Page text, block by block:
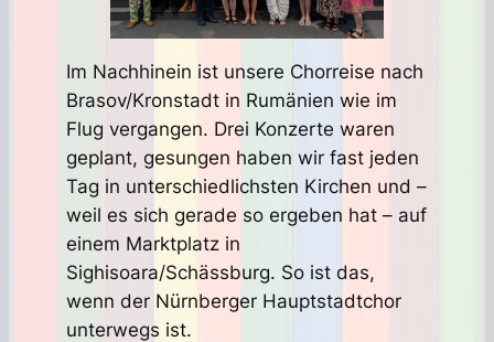
Im Nachhinein ist unsere Chorreise nach
Brasov/Kronstadt in Rumänien wie im
Flug vergangen. Drei Konzerte waren
geplant, gesungen haben wir fast jeden
Tag in unterschiedlichsten Kirchen und –
weil es sich gerade so ergeben hat – auf
einem Marktplatz in
Sighisoara/Schässburg. So ist das,
wenn der Nürnberger Hauptstadtchor
unterwegs ist.